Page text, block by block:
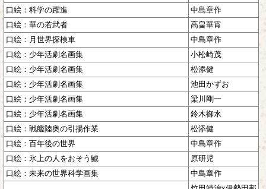
口絵：科学の躍進
中島章作
口絵：華の若武者
高畠華宵
口絵：月世界探検車
中島章作
口絵：少年活劇名画集
小松崎茂
口絵：少年活劇名画集
松添健
口絵：少年活劇名画集
池田かずお
口絵：少年活劇名画集
梁川剛一
口絵：少年活劇名画集
鈴木御水
口絵：戦艦陸奥の引揚作業
松添健
口絵：百年後の世界
中島章作
口絵：氷上の人をおそう鯱
原研児
口絵：未来の世界科学画集
中島章作